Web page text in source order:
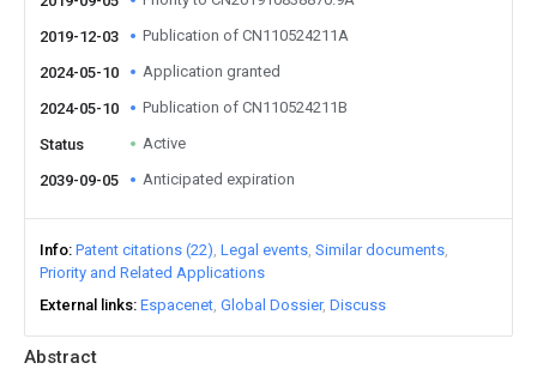
Abstract
2019-12-03 Publication of CN110524211A
2024-05-10 Application granted
2024-05-10 Publication of CN110524211B
Status Active
2039-09-05 Anticipated expiration
Info Patent citations (22) Legal events Similar documents
Priority and Related Applications
External links Espacenet Global Dossier Discuss